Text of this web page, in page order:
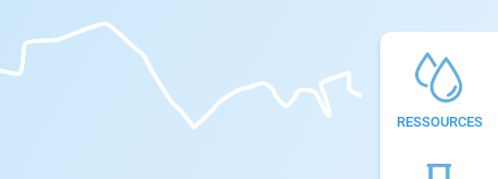
RESSOURCES